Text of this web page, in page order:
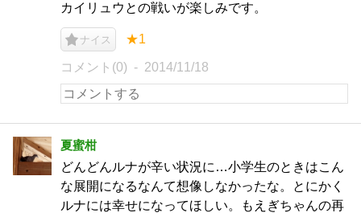
カイリュウとの戦いが楽しみです。
ナイス ★1
コメント(0) 2014/11/18
夏蜜柑
どんどんルナが辛い状況に…小学生のときはこん
な展開になるなんて想像しなかったな。とにかく
ルナには幸せになってほしい。もえぎちゃんの再